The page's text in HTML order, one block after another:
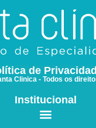
de
Clinica - Todos os
Institucional